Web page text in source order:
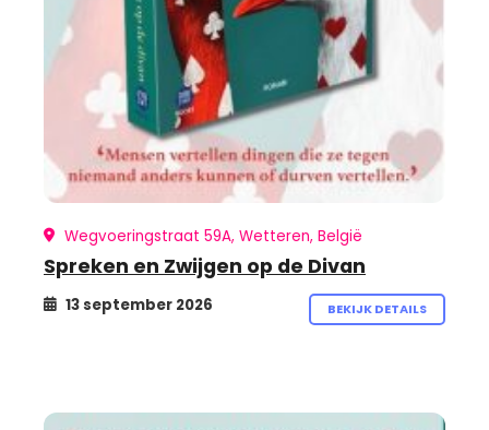
Wegvoeringstraat 59A, Wetteren, België
Spreken en Zwijgen op de Divan
13 september 2026 BEKIJK DETAILS